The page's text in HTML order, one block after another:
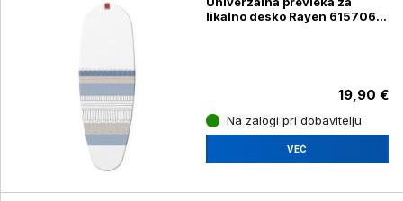
likalno desko Rayen 615706,
19,90 €
Na zalogi pri dobavitelju
VEČ